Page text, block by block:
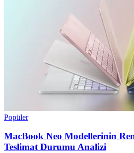
Popüler
MacBook Neo Modellerinin
Teslimat Durumu Analizi